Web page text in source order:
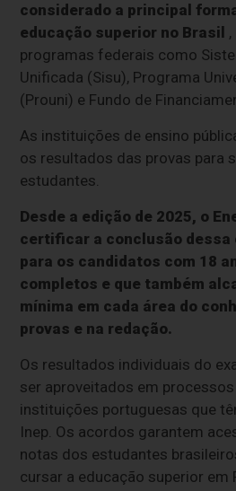
considerado a principal
educação superior no Brasil
programas federais como
Unificada (Sisu), Programa
(Prouni) e Fundo de
As instituições de ensino
os resultados das provas para
estudantes.
Desde a edição de 2025, o
certificar a conclusão dessa
para os candidatos com 18
completos e que também
mínima em cada área do
provas e na redação.
Os resultados individuais do
ser aproveitados em
instituições portuguesas que
Inep. Os acordos garantem
notas dos estudantes
cursar a educação superior em